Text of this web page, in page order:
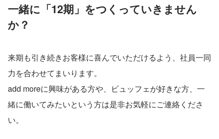
一緒に「12期」をつくっていきません
か？
来期も引き続きお客様に喜んでいただけるよう、社員一同
力を合わせてまいります。
add moreに興味がある方や、ビュッフェが好きな方、一
緒に働いてみたいという方は是非お気軽にご連絡くださ
い。